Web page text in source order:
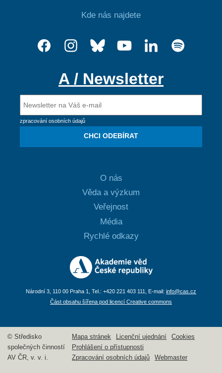
Kde nás najdete
A / Newsletter
zpracování osobních údajů
CHCI ODEBÍRAT
O nás
Věda a výzkum
Veřejnost
Média
Rychlé odkazy
Národní 3, 110 00 Praha 1, Tel.: +420 221 403 111, E-mail: info@cas.cz
Část obsahu šířena pod licencí Creative commons
© Středisko
společných činností
AV ČR, v. v. i.
Mapa stránek Licenční ujednání
Cookies
Prohlášení o přístupnosti
Zpracování osobních údajů
Webmaster